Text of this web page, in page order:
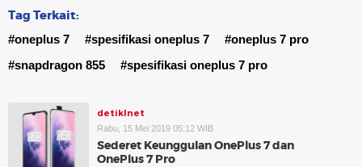
Tag Terkait:
#oneplus 7 #spesifikasi oneplus 7
#oneplus 7 pro
#snapdragon 855
#spesifikasi oneplus 7 pro
detikInet
Rabu, 15 Mei 2019 05:12 WIB
Sederet Keunggulan OnePlus 7 dan
OnePlus 7 Pro